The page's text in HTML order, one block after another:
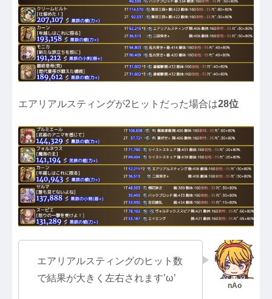
エアリアルスティングが2ヒットだった場合は28位
エアリアルスティングのヒット数
で結果が大きく左右されます’ω’